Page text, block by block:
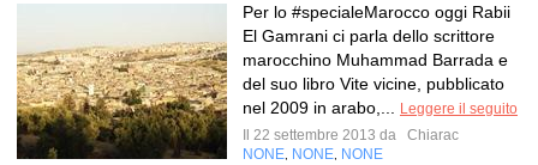
Per lo #specialeMarocco oggi Rabii
El Gamrani ci parla dello scrittore
marocchino Muhammad Barrada e
del suo libro Vite vicine, pubblicato
nel 2009 in arabo,...
Leggere il seguito
Il 22 settembre 2013 da
Chiarac
NONE NONE NONE